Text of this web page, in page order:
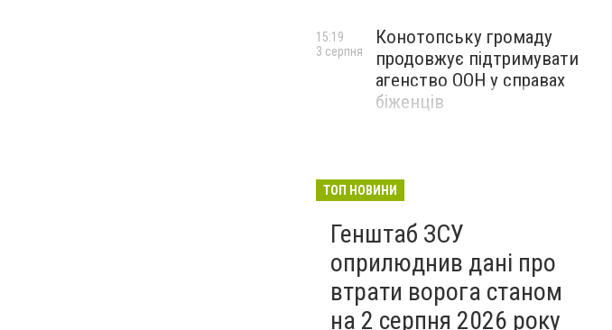
Конотопську громаду
продовжує підтримувати
агенство ООН у справах
біженців
15:19
3 серпня
ТОП НОВИНИ
Генштаб ЗСУ
оприлюднив дані про
втрати ворога станом
на 2 серпня 2026 року